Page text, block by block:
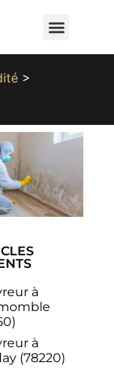
>
à
à
(78220)